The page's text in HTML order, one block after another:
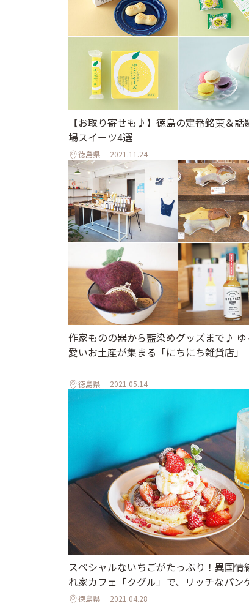
【お取り寄せも♪】徳島の定番銘菓＆話
場スイーツ4選
徳島県 2021.11.24
作家ものの器から藍染めグッズまで♪
愛いお土産が集まる「にちにち雑貨店」
徳島県 2021.05.14
スペシャルないちごがたっぷり！異国情
れ家カフェ「クグル」で、リッチなパン
徳島県 2021.04.28